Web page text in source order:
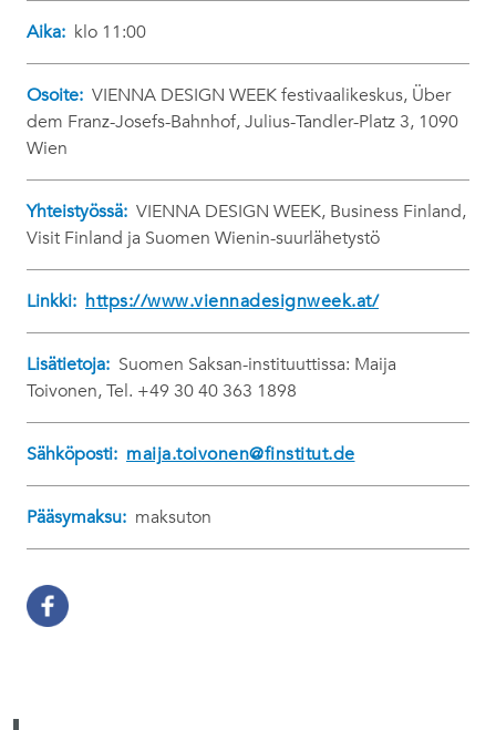
Aika: klo 11:00
Osoite: VIENNA DESIGN WEEK festivaalikeskus, Über
dem Franz-Josefs-Bahnhof, Julius-Tandler-Platz 3, 1090
Wien
Yhteistyössä: VIENNA DESIGN WEEK, Business Finland,
Visit Finland ja Suomen Wienin-suurlähetystö
Linkki: https://www.viennadesignweek.at/
Lisätietoja: Suomen Saksan-instituuttissa: Maija
Toivonen, Tel. +49 30 40 363 1898
Sähköposti: maija.toivonen@finstitut.de
Pääsymaksu: maksuton